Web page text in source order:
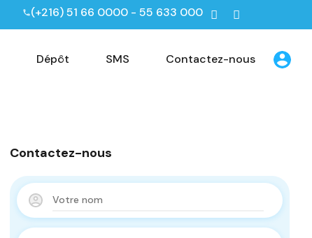
(+216) 51 66 0000 - 55 633 000
Dépôt SMS Contactez-nous
Contactez-nous